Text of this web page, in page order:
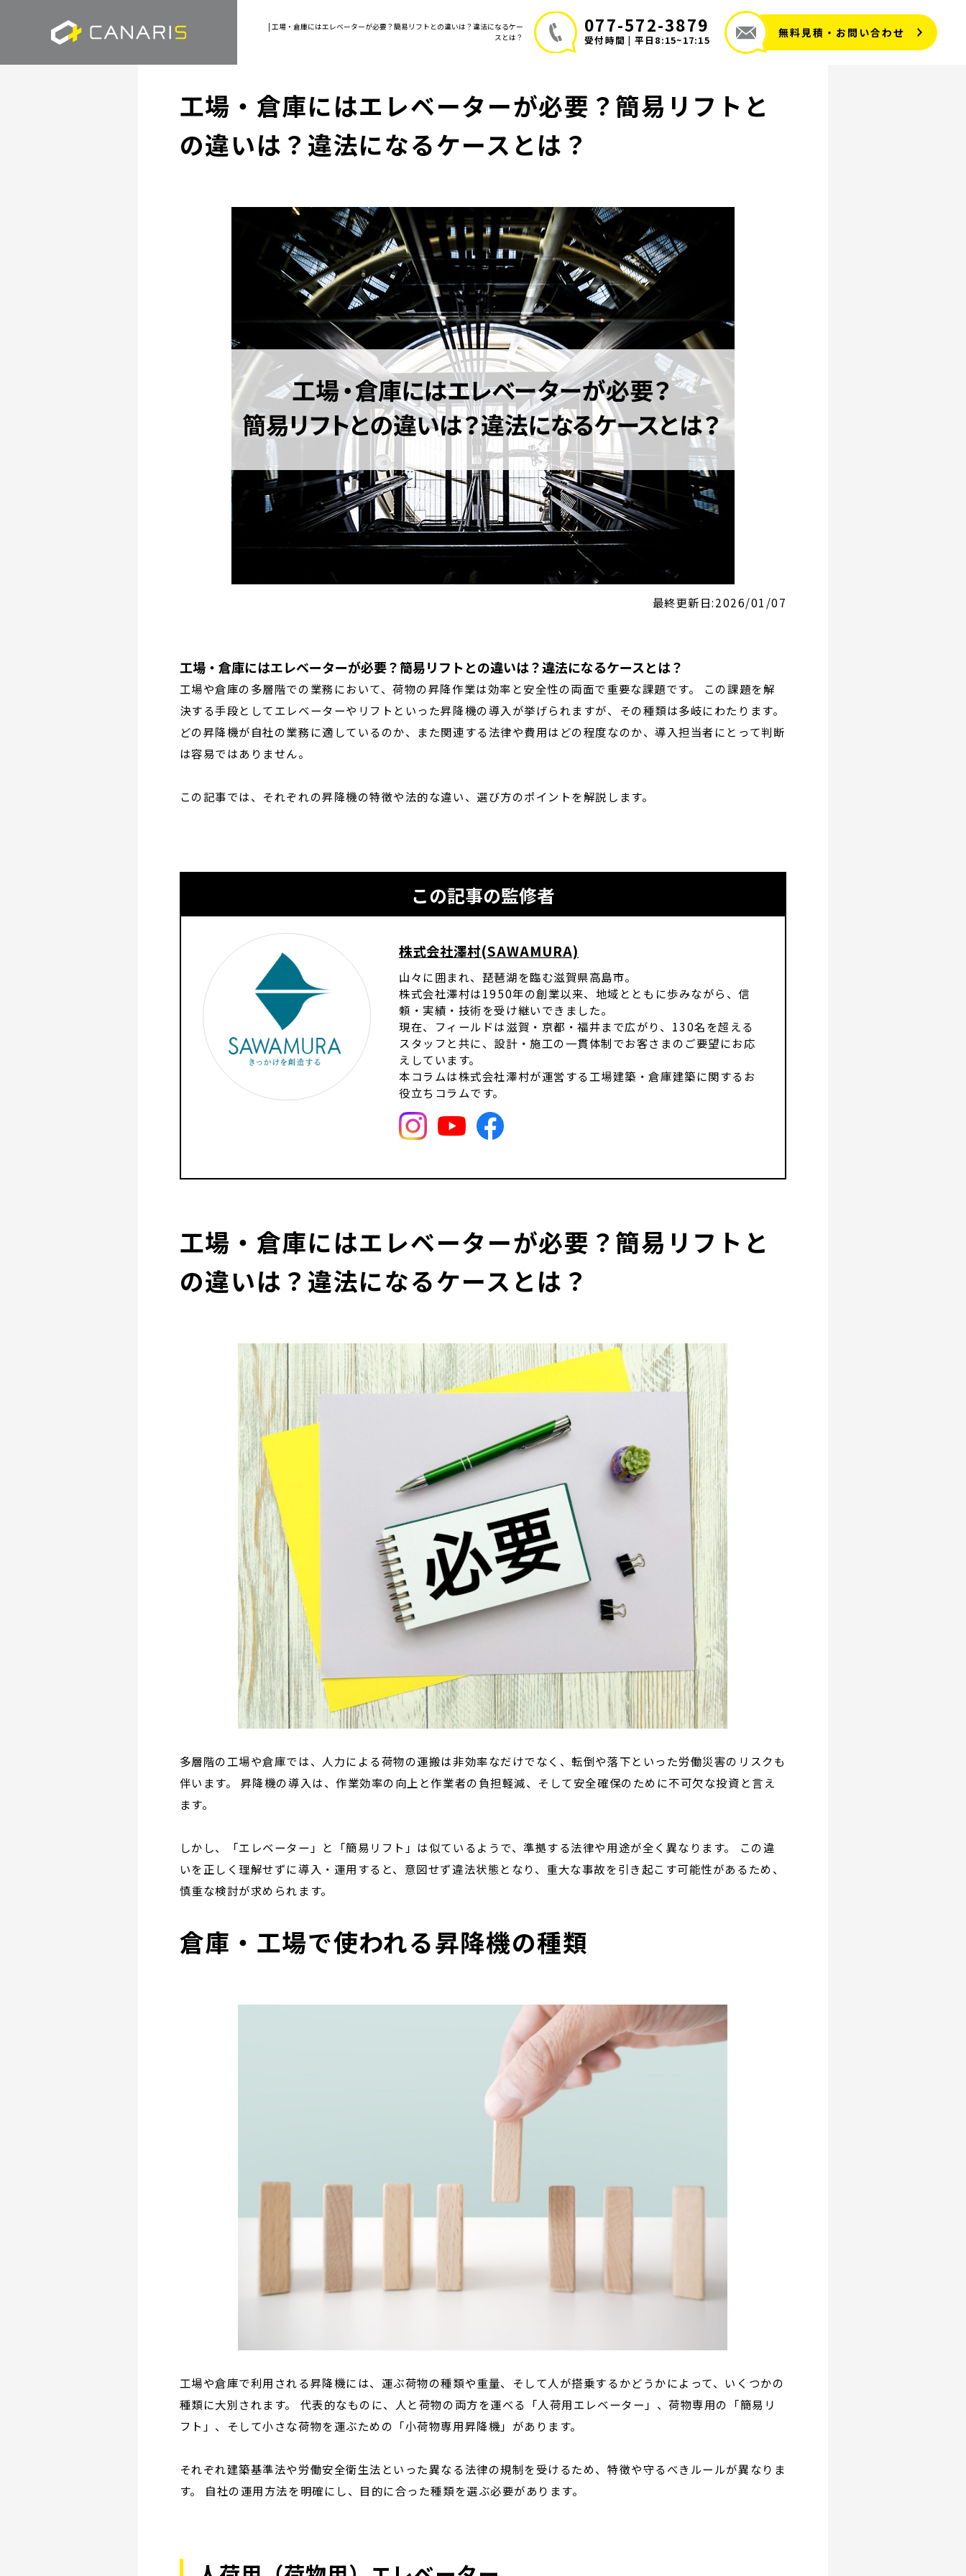
| 工場・倉庫にはエレベーターが必要？簡易リフトとの違いは？違法になるケー
スとは？
077-572-3879
受付時間 | 平日8:15~17:15
無料見積・お問い合わせ
工場・倉庫にはエレベーターが必要？簡易リフトと
の違いは？違法になるケースとは？
最終更新日:2026/01/07
工場・倉庫にはエレベーターが必要？簡易リフトとの違いは？違法になるケースとは？
工場や倉庫の多層階での業務において、荷物の昇降作業は効率と安全性の両面で重要な課題です。 この課題を解
決する手段としてエレベーターやリフトといった昇降機の導入が挙げられますが、その種類は多岐にわたります。
どの昇降機が自社の業務に適しているのか、また関連する法律や費用はどの程度なのか、導入担当者にとって判断
は容易ではありません。
この記事では、それぞれの昇降機の特徴や法的な違い、選び方のポイントを解説します。
この記事の監修者
株式会社澤村(SAWAMURA)
山々に囲まれ、琵琶湖を臨む滋賀県高島市。
株式会社澤村は1950年の創業以来、地域とともに歩みながら、信
頼・実績・技術を受け継いできました。
現在、フィールドは滋賀・京都・福井まで広がり、130名を超える
スタッフと共に、設計・施工の一貫体制でお客さまのご要望にお応
えしています。
本コラムは株式会社澤村が運営する工場建築・倉庫建築に関するお
役立ちコラムです。
工場・倉庫にはエレベーターが必要？簡易リフトと
の違いは？違法になるケースとは？
多層階の工場や倉庫では、人力による荷物の運搬は非効率なだけでなく、転倒や落下といった労働災害のリスクも
伴います。 昇降機の導入は、作業効率の向上と作業者の負担軽減、そして安全確保のために不可欠な投資と言え
ます。
しかし、「エレベーター」と「簡易リフト」は似ているようで、準拠する法律や用途が全く異なります。 この違
いを正しく理解せずに導入・運用すると、意図せず違法状態となり、重大な事故を引き起こす可能性があるため、
慎重な検討が求められます。
倉庫・工場で使われる昇降機の種類
工場や倉庫で利用される昇降機には、運ぶ荷物の種類や重量、そして人が搭乗するかどうかによって、いくつかの
種類に大別されます。 代表的なものに、人と荷物の両方を運べる「人荷用エレベーター」、荷物専用の「簡易リ
フト」、そして小さな荷物を運ぶための「小荷物専用昇降機」があります。
それぞれ建築基準法や労働安全衛生法といった異なる法律の規制を受けるため、特徴や守るべきルールが異なりま
す。 自社の運用方法を明確にし、目的に合った種類を選ぶ必要があります。